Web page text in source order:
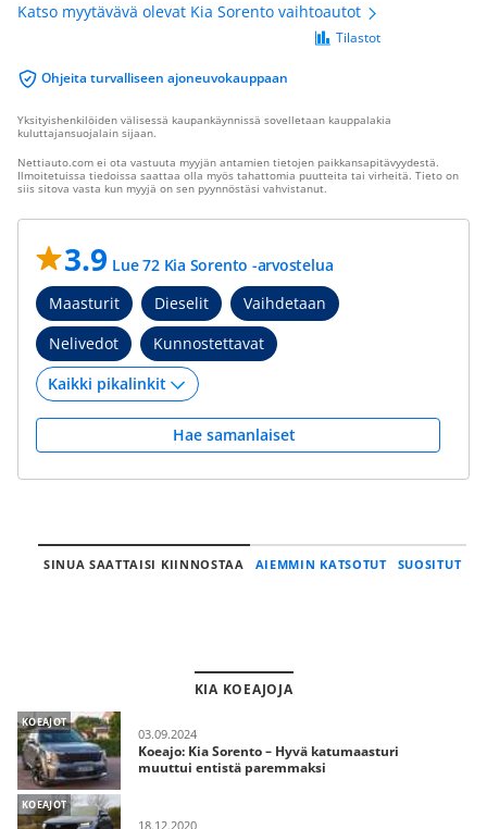
Katso myytävävä olevat Kia Sorento vaihtoautot
Ohjeita turvalliseen ajoneuvokauppaan
Tilastot
Yksityishenkilöiden välisessä kaupankäynnissä sovelletaan kauppalakia
kuluttajansuojalain sijaan.
Nettiauto.com ei ota vastuuta myyjän antamien tietojen paikkansapitävyydestä.
Ilmoitetuissa tiedoissa saattaa olla myös tahattomia puutteita tai virheitä. Tieto on
siis sitova vasta kun myyjä on sen pyynnöstäsi vahvistanut.
3.9 Lue 72 Kia Sorento -arvostelua
Maasturit
Dieselit
Vaihdetaan
Nelivedot
Kunnostettavat
Hae samanlaiset
SINUA SAATTAISI KIINNOSTAA AIEMMIN KATSOTUT SUOSITUT
KIA KOEAJOJA
KOEAJOT
03.09.2024
Koeajo: Kia Sorento – Hyvä katumaasturi
muuttui entistä paremmaksi
KOEAJOT
18.12.2020